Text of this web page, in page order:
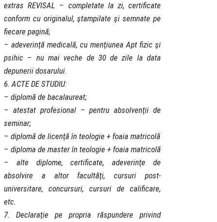
extras REVISAL – completate la zi, certificate
conform cu originalul, ştampilate şi semnate pe
fiecare pagină;
– adeverinţă medicală, cu menţiunea Apt fizic şi
psihic – nu mai veche de 30 de zile la data
depunerii dosarului.
6. ACTE DE STUDIU:
– diplomă de bacalaureat;
– atestat profesional – pentru absolvenţii de
seminar;
– diplomă de licenţă în teologie + foaia matricolă
– diploma de master în teologie + foaia matricolă
– alte diplome, certificate, adeverinţe de
absolvire a altor facultăţi, cursuri post-
universitare, concursuri, cursuri de calificare,
etc.
7. Declaraţie pe propria răspundere privind